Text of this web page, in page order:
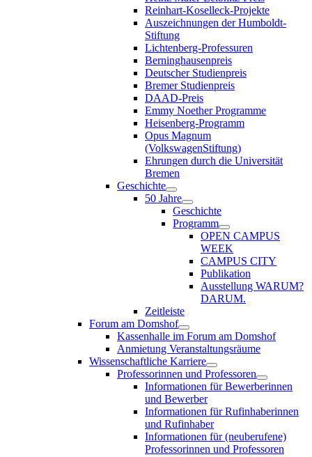
Reinhart-Koselleck-Projekte
Auszeichnungen der Humboldt-
Stiftung
Lichtenberg-Professuren
Berninghausenpreis
Deutscher Studienpreis
Bremer Studienpreis
DAAD-Preis
Emmy Noether Programme
Heisenberg-Programm
Opus Magnum
(VolkswagenStiftung)
Ehrungen durch die Universität
Bremen
Geschichte
50 Jahre
Geschichte
Programm
OPEN CAMPUS
WEEK
CAMPUS CITY
Publikation
Ausstellung WARUM?
DARUM.
Zeitleiste
Forum am Domshof
Kassenhalle im Forum am Domshof
Anmietung Veranstaltungsräume
Wissenschaftliche Karriere
Professorinnen und Professoren
Informationen für Bewerberinnen
und Bewerber
Informationen für Rufinhaberinnen
und Rufinhaber
Informationen für (neuberufene)
Professorinnen und Professoren